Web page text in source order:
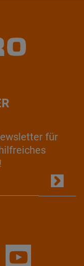
für